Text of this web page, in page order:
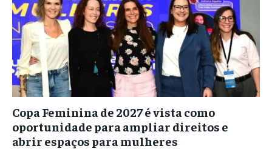
Copa Feminina de 2027 é vista como
oportunidade para ampliar direitos e
abrir espaços para mulheres